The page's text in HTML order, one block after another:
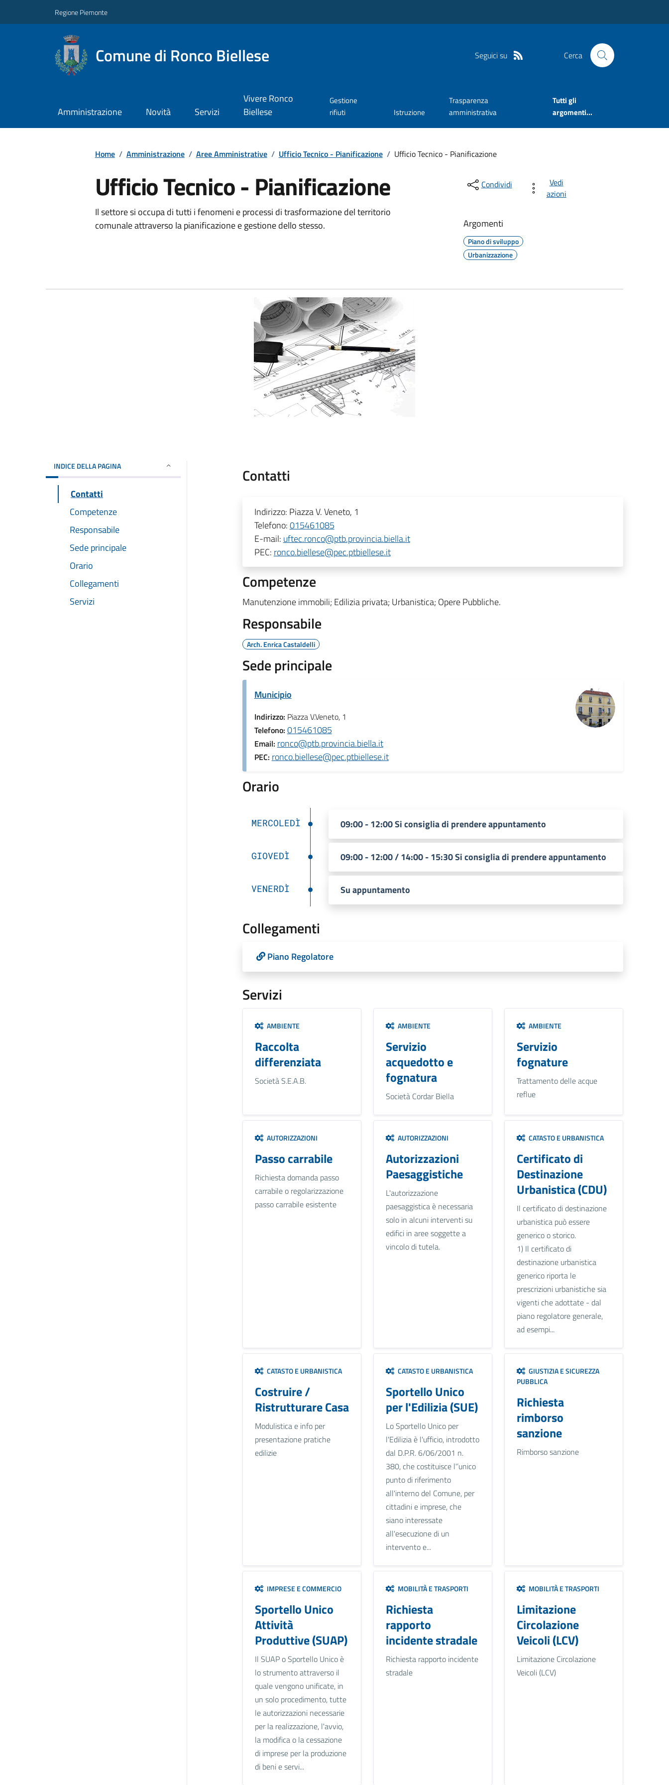
Regione Piemonte
Comune di Ronco Biellese Seguici su Cerca
Amministrazione Novità Servizi
Vivere Ronco
Biellese
Gestione
rifiuti
Istruzione
Trasparenza
amministrativa
Tutti gli
argomenti...
Home / Amministrazione / Aree Amministrative / Ufficio Tecnico - Pianificazione / Ufficio Tecnico - Pianificazione
Ufficio Tecnico - Pianificazione
Il settore si occupa di tutti i fenomeni e processi di trasformazione del territorio
comunale attraverso la pianificazione e gestione dello stesso.
Condividi
Vedi
azioni
Argomenti
Piano di sviluppo
Urbanizzazione
INDICE DELLA PAGINA
Contatti
Competenze
Responsabile
Sede principale
Orario
Collegamenti
Servizi
Contatti
Indirizzo: Piazza V. Veneto, 1
Telefono:015461085
E-mail: uftec.ronco@ptb.provincia.biella.it
PEC: ronco.biellese@pec.ptbiellese.it
Competenze
Manutenzione immobili; Edilizia privata; Urbanistica; Opere Pubbliche.
Responsabile
Arch. Enrica Castaldelli
Sede principale
Municipio
Indirizzo: Piazza V.Veneto, 1
Telefono: 015461085
Email: ronco@ptb.provincia.biella.it
PEC: ronco.biellese@pec.ptbiellese.it
Orario
MERCOLEDÌ 09:00 - 12:00 Si consiglia di prendere appuntamento
GIOVEDÌ 09:00 - 12:00 / 14:00 - 15:30 Si consiglia di prendere appuntamento
VENERDÌ Su appuntamento
Collegamenti
Piano Regolatore
Servizi
AMBIENTE
Raccolta
differenziata
Società S.E.A.B.
AMBIENTE
Servizio
acquedotto e
fognatura
Società Cordar Biella
AMBIENTE
Servizio
fognature
Trattamento delle acque
reflue
AUTORIZZAZIONI
Passo carrabile
Richiesta domanda passo
carrabile o regolarizzazione
passo carrabile esistente
AUTORIZZAZIONI
Autorizzazioni
Paesaggistiche
L'autorizzazione
paesaggistica è necessaria
solo in alcuni interventi su
edifici in aree soggette a
vincolo di tutela.
CATASTO E URBANISTICA
Certificato di
Destinazione
Urbanistica (CDU)
Il certificato di destinazione
urbanistica può essere
generico o storico.
1) Il certificato di
destinazione urbanistica
generico riporta le
prescrizioni urbanistiche sia
vigenti che adottate - dal
piano regolatore generale,
ad esempi...
CATASTO E URBANISTICA
Costruire /
Ristrutturare Casa
Modulistica e info per
presentazione pratiche
edilizie
CATASTO E URBANISTICA
Sportello Unico
per l'Edilizia (SUE)
Lo Sportello Unico per
l'Edilizia è l'ufficio, introdotto
dal D.P.R. 6/06/2001 n.
380, che costituisce l'’unico
punto di riferimento
all'interno del Comune, per
cittadini e imprese, che
siano interessate
all'esecuzione di un
intervento e...
GIUSTIZIA E SICUREZZA
PUBBLICA
Richiesta
rimborso
sanzione
Rimborso sanzione
IMPRESE E COMMERCIO
Sportello Unico
Attività
Produttive (SUAP)
Il SUAP o Sportello Unico è
lo strumento attraverso il
quale vengono unificate, in
un solo procedimento, tutte
le autorizzazioni necessarie
per la realizzazione, l'avvio,
la modifica o la cessazione
di imprese per la produzione
di beni e servi...
MOBILITÀ E TRASPORTI
Richiesta
rapporto
incidente stradale
Richiesta rapporto incidente
stradale
MOBILITÀ E TRASPORTI
Limitazione
Circolazione
Veicoli (LCV)
Limitazione Circolazione
Veicoli (LCV)